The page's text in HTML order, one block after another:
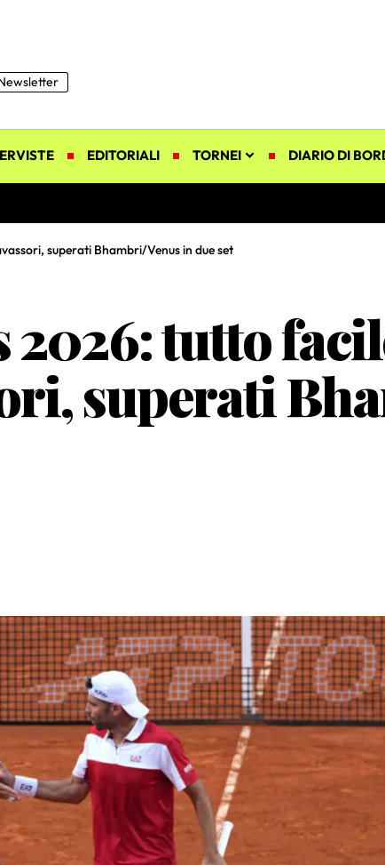
EDITORIALI TORNEI DIARIO DI
superati Bhambri/Venus in due set
2026: tutto
superati